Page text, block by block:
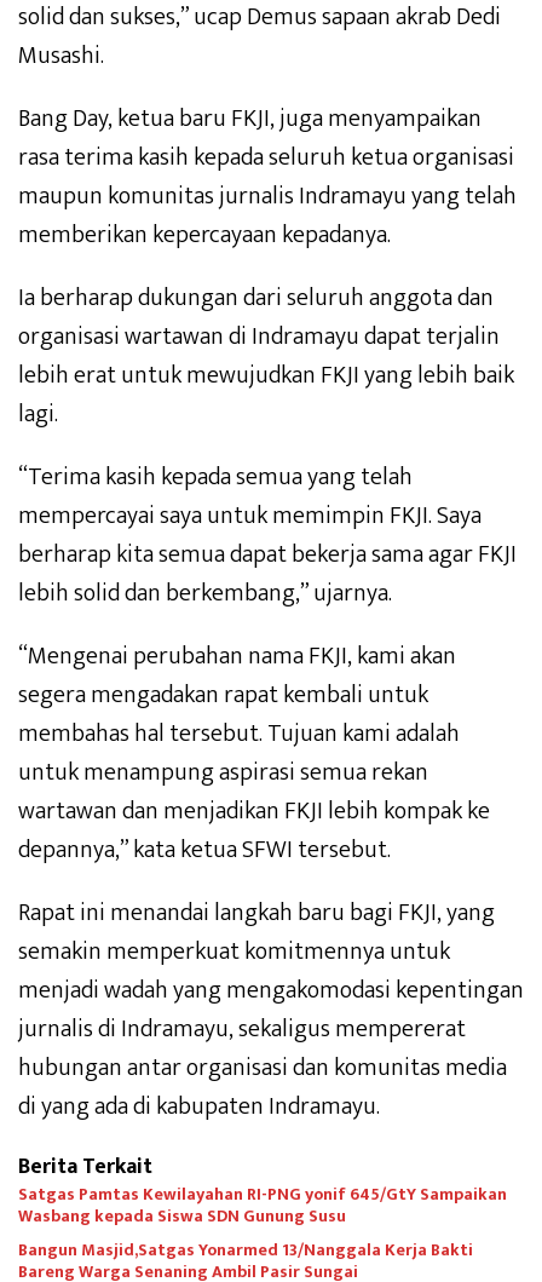
solid dan sukses,” ucap Demus sapaan akrab Dedi
Musashi.
Bang Day, ketua baru FKJI, juga menyampaikan
rasa terima kasih kepada seluruh ketua organisasi
maupun komunitas jurnalis Indramayu yang telah
memberikan kepercayaan kepadanya.
Ia berharap dukungan dari seluruh anggota dan
organisasi wartawan di Indramayu dapat terjalin
lebih erat untuk mewujudkan FKJI yang lebih baik
lagi.
“Terima kasih kepada semua yang telah
mempercayai saya untuk memimpin FKJI. Saya
berharap kita semua dapat bekerja sama agar FKJI
lebih solid dan berkembang,” ujarnya.
“Mengenai perubahan nama FKJI, kami akan
segera mengadakan rapat kembali untuk
membahas hal tersebut. Tujuan kami adalah
untuk menampung aspirasi semua rekan
wartawan dan menjadikan FKJI lebih kompak ke
depannya,” kata ketua SFWI tersebut.
Rapat ini menandai langkah baru bagi FKJI, yang
semakin memperkuat komitmennya untuk
menjadi wadah yang mengakomodasi kepentingan
jurnalis di Indramayu, sekaligus mempererat
hubungan antar organisasi dan komunitas media
di yang ada di kabupaten Indramayu.
Berita Terkait
Satgas Pamtas Kewilayahan RI-PNG yonif 645/GtY Sampaikan
Wasbang kepada Siswa SDN Gunung Susu
Bangun Masjid,Satgas Yonarmed 13/Nanggala Kerja Bakti
Bareng Warga Senaning Ambil Pasir Sungai